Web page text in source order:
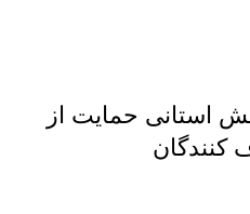
استانی حمایت از